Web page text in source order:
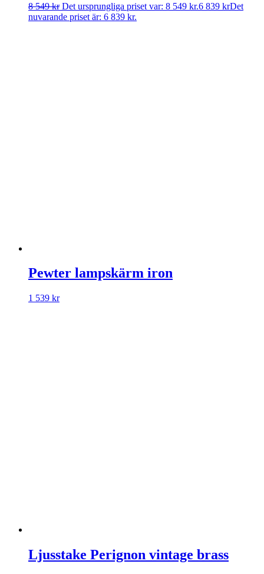
8 549kr Det ursprungliga priset var: 8 549 kr.6 839 krDet
nuvarande priset är: 6 839 kr.
Pewter lampskärm iron
1 539 kr
Ljusstake Perignon vintage brass